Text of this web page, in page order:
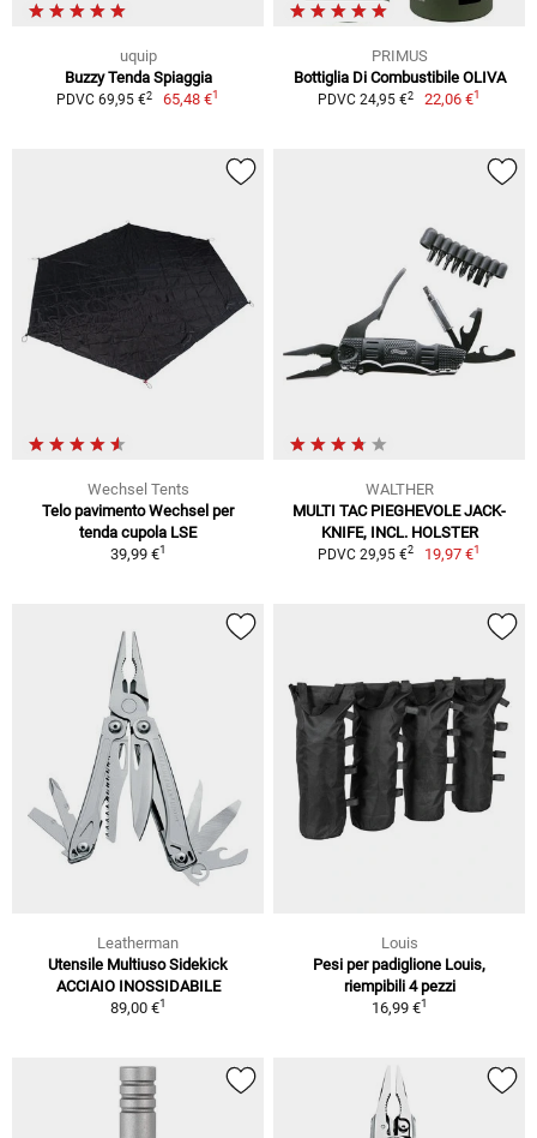
uquip
Buzzy Tenda Spiaggia
PDVC 69,95 €2 65,48 €1
PRIMUS
Bottiglia Di Combustibile OLIVA
PDVC 24,95 €2 22,06 €1
Wechsel Tents
Telo pavimento Wechsel per
tenda cupola LSE
39,99 €1
WALTHER
MULTI TAC PIEGHEVOLE JACK-
KNIFE, INCL. HOLSTER
PDVC 29,95 €2 19,97 €1
Leatherman
Utensile Multiuso Sidekick
ACCIAIO INOSSIDABILE
89,00 €1
Louis
Pesi per padiglione Louis,
riempibili 4 pezzi
16,99 €1